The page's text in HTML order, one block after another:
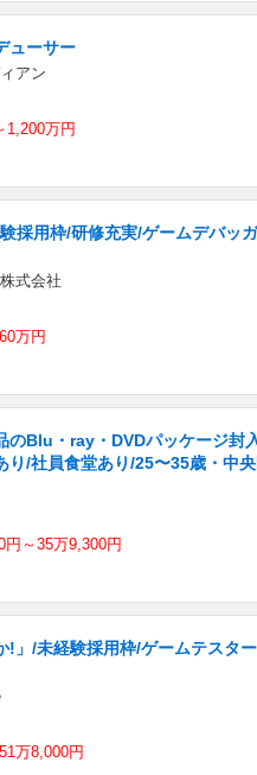
ューサー
アン
1,200万円
採用枠/研修充実/ゲームデバッ
式会社
万円
のBlu・ray・DVDパッケージ封
り/社員食堂あり/25〜35歳・中
円～35万9,300円
!」/未経験採用枠/ゲームテスタ
万8,000円